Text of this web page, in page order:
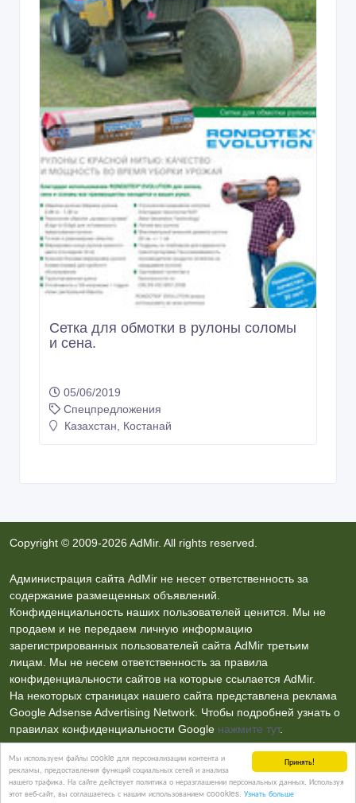
Принять!
Мы используем файлы cookie для персонализации контента и
рекламы, предоставления функций социальных сетей и анализа
нашего трафика. На сайте действует политика о неразглашении персональных данных. Используя
этот веб-сайт, вы соглашаетесь с нашим использованием coookies. Узнать больше
Сетка для обмотки в рулоны соломы
и сена.
05/06/2019
Спецпредложения
Казахстан, Костанай
Copyright © 2009-2026 AdMir. All rights reserved.
Администрация сайта AdMir не несет ответственность за
содержание размещенных объявлений.
Конфиденциальность наших пользователей ценится. Мы не
продаем и не передаем личную информацию
зарегистрированных пользователей сайта AdMir третьим
лицам. Мы не несем ответственность за правила
конфиденциальности сайтов на которые ссылается AdMir.
На некоторых страницах нашего сайта представлена реклама
Google Adsense Advertising Network. Чтобы подробней узнать о
правилах конфиденциальности Google нажмите тут.
Контакты